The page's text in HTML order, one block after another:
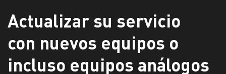
Actualizar su servicio
con nuevos equipos o
incluso equipos análogos